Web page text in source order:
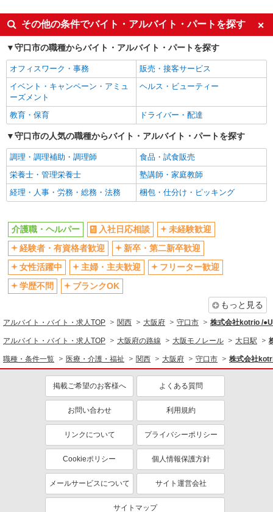
同じ特徴から大日駅の求人を探す
入社日応相談
未経験歓迎
経験者・有資格者歓迎
新卒・第二新卒歓迎
女性活躍中
主婦・主夫歓迎
フリーター歓迎
ブランクOK
ミドル（40代～）活躍中
エルダー（50代～）活躍中
シニア（60代～）活躍中
高収入・高額
ボーナス・賞与あり
昇給あり
完全週休2日制
フルタイム歓迎
禁煙・分煙
駅直結・駅チカ
車通勤OK
残業少なめ（月20h未満）
交通費支給
社会保険あり
産休・育休取得実績あり
退職金・財形貯蓄制度あり
各種手当（家族・役職・インセン
資格取得支援制度あり
同じ職種から求人を探す
医療・介護・福祉
介護職・ヘルパー
同じ特徴から求人を探す
未経験歓迎
ミドル（40代～）活躍中
ボーナス・賞与あり
車通勤OK
社会保険あり
産休・育休取得実績あり
その他の条件でバイト・アルバイト・パートを探す
守口市の職種からバイト・アルバイト・パートを探す
オフィスワーク・事務
販売・接客サービス
イベント・キャンペーン・アミュ
ーズメント
ヘルス・ビューティー
教育・保育 ドライバー・配達
守口市の人気の職種からバイト・アルバイト・パートを探す
調理・調理補助・調理師
食品・試食販売
栄養士・管理栄養士
塾講師・家庭教師
経理・人事・労務・総務・法務
梱包・仕分け・ピッキング
介護職・ヘルパー 入社日応相談
未経験歓迎
経験者・有資格者歓迎
新卒・第二新卒歓迎
女性活躍中
主婦・主夫歓迎
フリーター歓迎
学歴不問
ブランクOK
もっと見る
アルバイト・バイト・求人TOP 関西 大阪府 守口市 株式会社kotrio /
アルバイト・バイト・求人TOP 大阪府の路線 大阪モノレール 大日駅
職種・条件一覧 医療・介護・福祉 関西 大阪府 守口市 株式会社
掲載ご希望のお客様へ よくある質問
お問い合わせ 利用規約
リンクについて プライバシーポリシー
Cookieポリシー 個人情報保護方針
メールサービスについて サイト運営会社
サイトマップ